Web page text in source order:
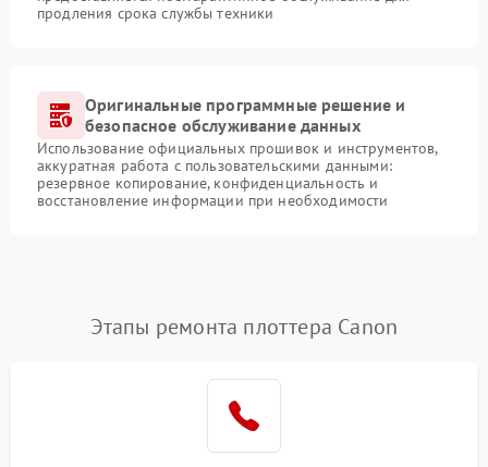
продления срока службы техники
Оригинальные программные решение и
безопасное обслуживание данных
Использование официальных прошивок и инструментов,
аккуратная работа с пользовательскими данными:
резервное копирование, конфиденциальность и
восстановление информации при необходимости
Этапы ремонта плоттера Canon